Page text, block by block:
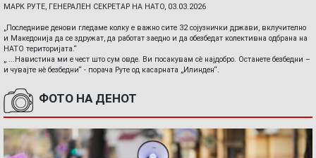
МАРК РУТЕ, ГЕНЕРАЛЕН СЕКРЕТАР НА НАТО, 03.03.2026
„Последниве денови гледаме колку е важно сите 32 сојузнички држави, вклучително
и Македонија да се здружат, да работат заедно и да обезбедат колективна одбрана на
НАТО територијата.“
„ ...Навистина ми е чест што сум овде. Ви посакувам сè најдобро. Останете безбедни –
и чувајте нè безбедни“ - порача Руте од касарната „Илинден“.
ФОТО НА ДЕНОТ